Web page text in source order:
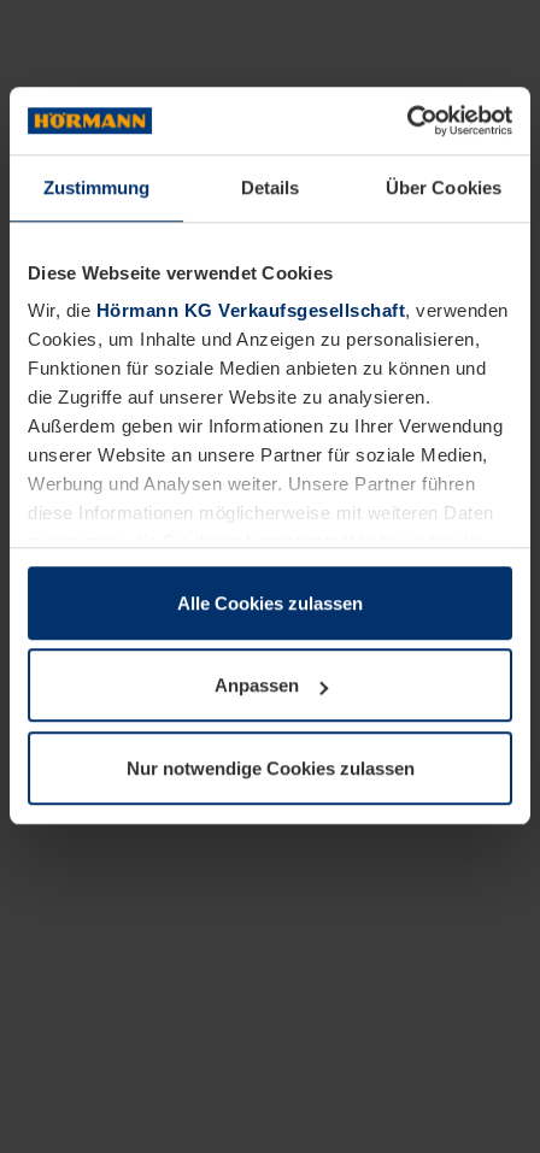
Zustimmung Details Über Cookies
Diese Webseite verwendet Cookies
Wir, die Hörmann KG Verkaufsgesellschaft, verwenden
Cookies, um Inhalte und Anzeigen zu personalisieren,
Funktionen für soziale Medien anbieten zu können und
die Zugriffe auf unserer Website zu analysieren.
Außerdem geben wir Informationen zu Ihrer Verwendung
unserer Website an unsere Partner für soziale Medien,
Werbung und Analysen weiter. Unsere Partner führen
diese Informationen möglicherweise mit weiteren Daten
sie im Rahmen Ihrer Nutzung der Dienste gesammelt
wenn diese für den Betrieb dieser Seite unbedingt
notwendig sind. Für alle anderen Cookie-Typen benötigen
wir Ihre Erlaubnis. Ihre Einwilligung können Sie jederzeit
Datenschutzerklärungunserer Website ändern oder
widerrufen.
Alle Cookies zulassen
Anpassen
Nur notwendige Cookies zulassen